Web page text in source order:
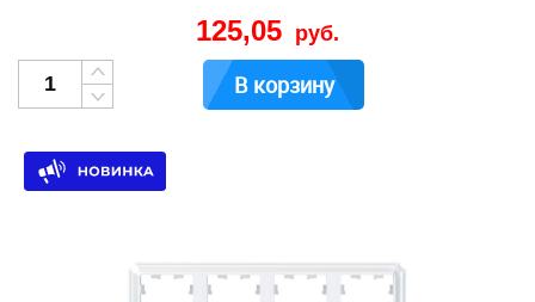
125,05 руб.
В корзину